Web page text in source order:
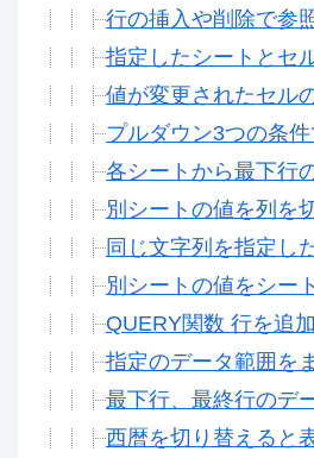
行の挿入や削除で参
指定したシートとセ
値が変更されたセル
プルダウン3つの条
各シートから最下行
別シートの値を列を
同じ文字列を指定し
別シートの値をシー
QUERY関数 行を追
指定のデータ範囲を
最下行、最終行のデ
西暦を切り替えると